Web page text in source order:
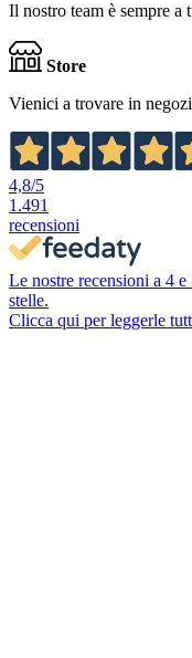
Il nostro team è sempre a
Store
Vienici a trovare in
4,8/5
1.491
recensioni
Le nostre recensioni a 4 e
stelle.
Clicca qui per leggerle